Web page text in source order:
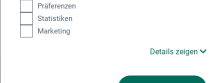
Präferenzen
Statistiken
Marketing
Details zeigen
ANFRAGE ABSENDEN